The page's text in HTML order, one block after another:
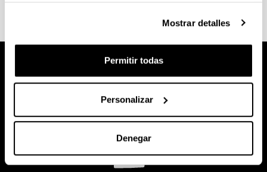
Mostrar detalles
Permitir todas
Personalizar
Denegar